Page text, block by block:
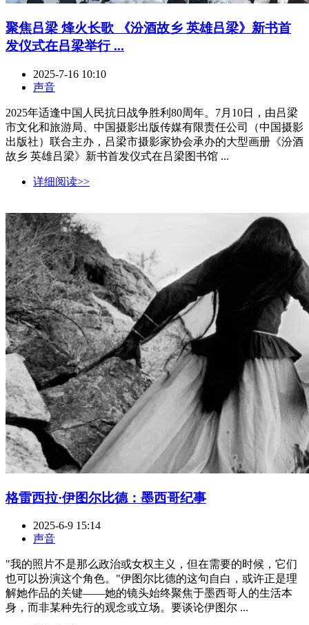
聚焦吕梁 烽火长歌 《汾酒故乡 英雄吕梁》新书首
发仪式在吕梁举行 ...
2025-7-16 10:10
声音
2025年适逢中国人民抗日战争胜利80周年。7月10日，由吕梁
市文化和旅游局、中国摄影出版传媒有限责任公司（中国摄影
出版社）联合主办，吕梁市摄影家协会承办的大型画册《汾酒
故乡 英雄吕梁》新书首发仪式在吕梁图书馆 ...
详细阅读>>
格雷西拉·伊图尔比德：墨西哥纪事
2025-6-9 15:14
声音
"我的照片不是那么政治或女权主义，但在需要的时候，它们
也可以扮演这个角色。"伊图尔比德的这句自白，或许正是理
解她作品的关键——她的镜头始终聚焦于墨西哥人的生活本
身，而非某种先行的观念或立场。要谈论伊图尔 ...